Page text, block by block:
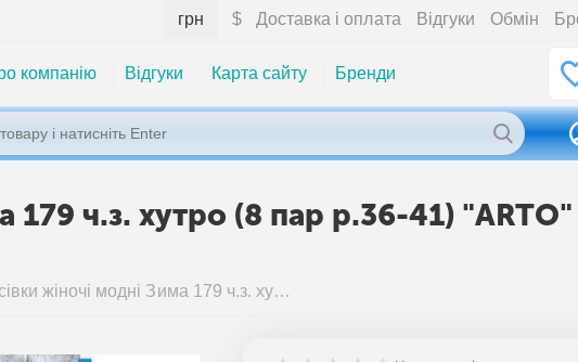
Доставка і оплата Відгуки Обмін
грн $
компанію Відгуки Карта сайту Бренди
179 ч.з. хутро (8 пар р.36-41)
Кросівки жіночі модні Зима 179 ч.з. хутро (8 пар р.36-41) "ARTO" недорого оптом від прямого постачальника